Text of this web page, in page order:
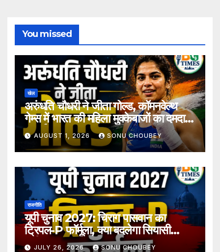
You missed
खेल
अरुंधति चौधरी ने जीता गोल्ड, कॉमनवेल्थ
गेम्स में भारत की महिला मुक्केबाजों का दमदार
प्रदर्शन
AUGUST 1, 2026 SONU CHOUBEY
राजनीति
यूपी चुनाव 2027: चिराग पासवान का
ट्रिपल-P फॉर्मूला, क्या बदलेगा सियासी
समीकरण?
JULY 26, 2026 SONU CHOUBEY